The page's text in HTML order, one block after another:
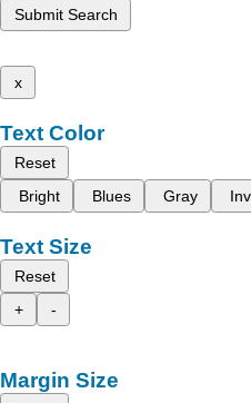
Submit Search
x
Text Color
Reset
Bright
Blues Gray
Text Size
Reset
+
-
Margin Size